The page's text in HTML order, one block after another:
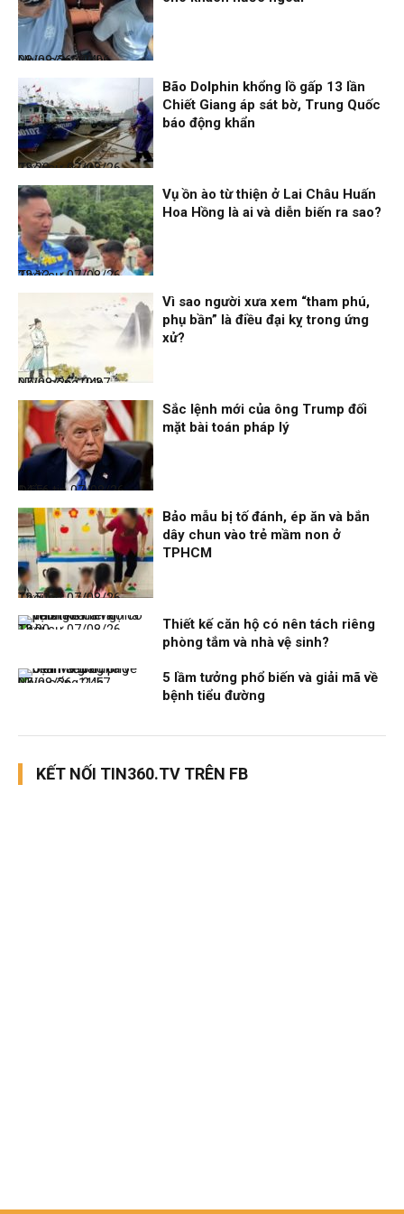
Nhịp sống 24h
08/08/26, 09:06
Thời sự
07/08/26, 23:28
Bão Dolphin khổng lồ gấp 13 lần
Chiết Giang áp sát bờ, Trung Quốc
báo động khẩn
Thời sự
07/08/26, 22:13
Vụ ồn ào từ thiện ở Lai Châu Huấn
Hoa Hồng là ai và diễn biến ra sao?
Nhịp sống 24h
07/08/26, 19:37
Vì sao người xưa xem “tham phú,
phụ bần” là điều đại kỵ trong ứng
xử?
Điểm tin
07/08/26, 14:56
Sắc lệnh mới của ông Trump đối
mặt bài toán pháp lý
Thời sự
07/08/26, 12:51
Bảo mẫu bị tố đánh, ép ăn và bắn
dây chun vào trẻ mầm non ở
TPHCM
Thời sự
07/08/26, 12:00
Thiết kế căn hộ có nên tách riêng
phòng tắm và nhà vệ sinh?
Nhịp sống 24h
07/08/26, 11:57
5 lầm tưởng phổ biến và giải mã về
bệnh tiểu đường
KẾT NỐI TIN360.TV TRÊN FB